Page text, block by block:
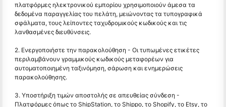
πλατφόρμες ηλεκτρονικού εμπορίου χρησιμοποιούν άμεσα τα
δεδομένα παραγγελίας του πελάτη, μειώνοντας τα τυπογραφικά
σφάλματα, τους λείποντες ταχυδρομικούς κωδικούς και τις
λανθασμένες διευθύνσεις.
2. Ενεργοποιήστε την παρακολούθηση - Οι τυπωμένες ετικέτες
περιλαμβάνουν γραμμικούς κωδικούς μεταφορέων για
αυτοματοποιημένη ταξινόμηση, σάρωση και ενημερώσεις
παρακολούθησης.
3. Υποστήριξη τιμών αποστολής σε απευθείας σύνδεση -
Πλατφόρμες όπως το ShipStation, το Shippo, το Shopify, το Etsy, το